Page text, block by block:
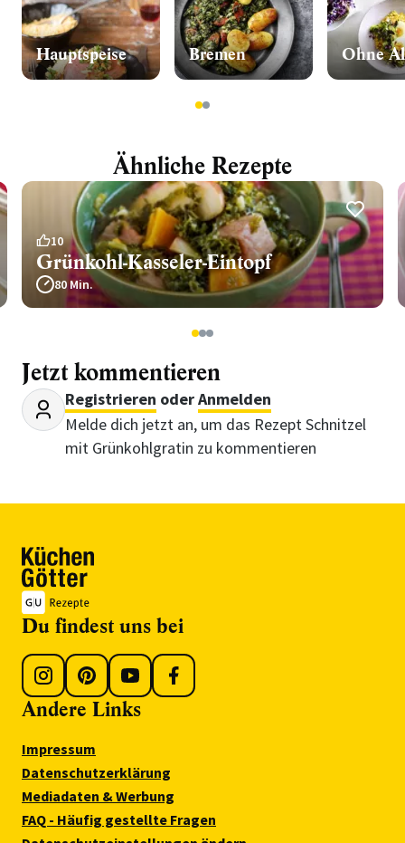
Hauptspeise Bremen Ohne
12
Ähnliche Rezepte
10
Grünkohl-Kasseler-Eintopf
80 Min.
123
Jetzt kommentieren
Registrieren oderAnmelden
Melde dich jetzt an, um das Rezept Schnitzel
mit Grünkohlgratin zu kommentieren
Du findest uns bei
Andere Links
Impressum
Datenschutzerklärung
Mediadaten & Werbung
FAQ - Häufig gestellte Fragen